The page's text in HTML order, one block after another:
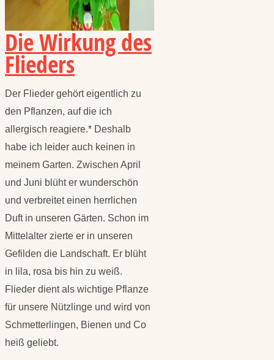
Die Wirkung des
Flieders
Der Flieder gehört eigentlich zu
den Pflanzen, auf die ich
allergisch reagiere.* Deshalb
habe ich leider auch keinen in
meinem Garten. Zwischen April
und Juni blüht er wunderschön
und verbreitet einen herrlichen
Duft in unseren Gärten. Schon im
Mittelalter zierte er in unseren
Gefilden die Landschaft. Er blüht
in lila, rosa bis hin zu weiß.
Flieder dient als wichtige Pflanze
für unsere Nützlinge und wird von
Schmetterlingen, Bienen und Co
heiß geliebt.